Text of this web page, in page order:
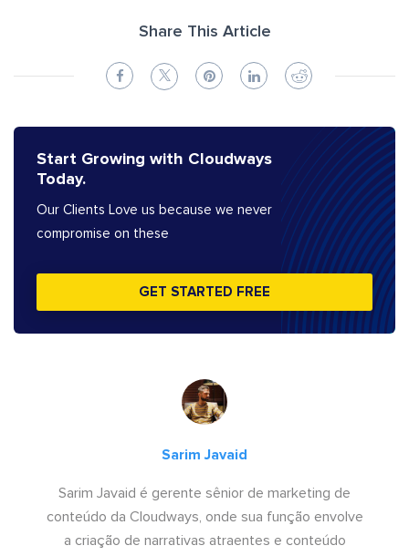
Share This Article
Start Growing with Cloudways
Today.
Our Clients Love us because we never
compromise on these
GET STARTED FREE
Sarim Javaid
Sarim Javaid é gerente sênior de marketing de
conteúdo da Cloudways, onde sua função envolve
a criação de narrativas atraentes e conteúdo